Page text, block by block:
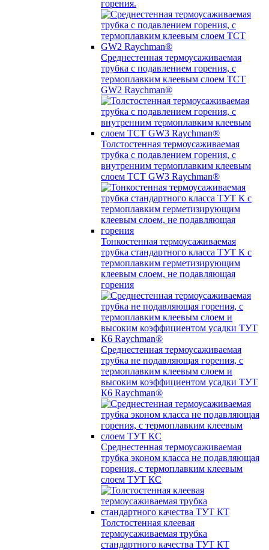
горения.
Среднестенная термоусаживаемая
трубка c подавлением горения, с
термоплавким клеевым слоем TCT
GW2 Raychman®
Толстостенная термоусаживаемая
трубка c подавлением горения, с
внутренним термоплавким клеевым
слоем TCT GW3 Raychman®
Тонкостенная термоусаживаемая
трубка стандартного класса ТУТ К с
термоплавким герметизирующим
клеевым слоем, не подавляющая
горения
Среднестенная термоусаживаемая
трубка не подавляющая горения, с
термоплавким клеевым слоем и
высоким коэффициентом усадки ТУТ
К6 Raychman®
Среднестенная термоусаживаемая
трубка эконом класса не подавляющая
горения, с термоплавким клеевым
слоем ТУТ КС
Толстостенная клеевая
термоусаживаемая трубка
стандартного качества ТУТ КТ